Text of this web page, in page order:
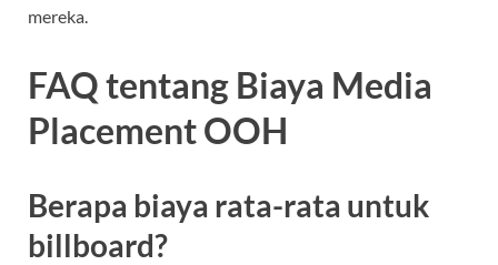
mereka.
FAQ tentang Biaya Media
Placement OOH
Berapa biaya rata-rata untuk
billboard?